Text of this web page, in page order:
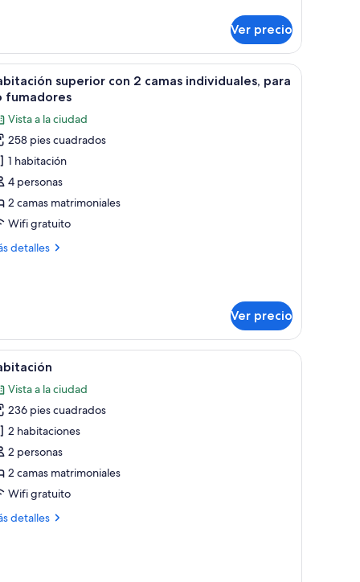
Ver precio
con laptop Habitación de hotel con dos camas, un
31
superior con 2 camas individuales, para
fumadores
Vista a la ciudad
258 pies cuadrados
1 habitación
4 personas
2 camas matrimoniales
Wifi gratuito
detalles
Ver precio
| Edredón, escritorio y espacio para trabajar con laptop
Habitación de hotel con dos camas, un
6
Vista a la ciudad
236 pies cuadrados
2 habitaciones
2 personas
2 camas matrimoniales
Wifi gratuito
detalles